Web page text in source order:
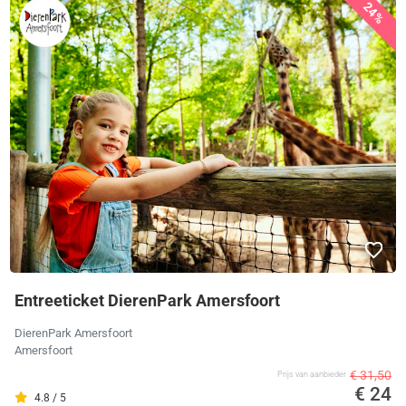
24%
Entreeticket DierenPark Amersfoort
DierenPark Amersfoort
Amersfoort
4.8 / 5
Prijs van aanbieder € 31,50
€ 24